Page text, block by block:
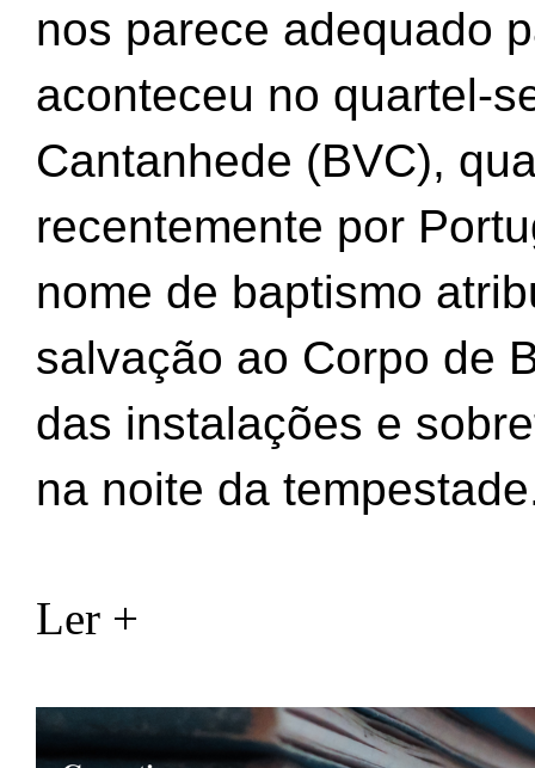
nos parece adequado
aconteceu no quartel-
Cantanhede (BVC),
recentemente por
nome de baptismo
salvação ao Corpo de
das instalações e
na noite da
Ler +